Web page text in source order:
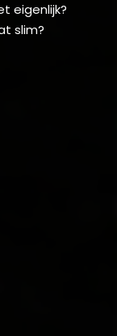
eigenlijk?
slim?